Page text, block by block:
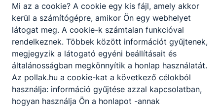
Pollák kisfilm
2023
Pollák kisfilm
elektronika
Mi az a cookie? A cookie egy kis fájl, amely akkor
kerül a számítógépre, amikor Ön egy webhelyet
látogat meg. A cookie-k számtalan funkcióval
rendelkeznek. Többek között információt gyűjtenek,
megjegyzik a látogató egyéni beállításait és
általánosságban megkönnyítik a honlap használatát.
Az pollak.hu a cookie-kat a következő célokból
használja: információ gyűjtése azzal kapcsolatban,
hogyan használja Ön a honlapot -annak